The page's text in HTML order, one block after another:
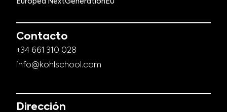
Contacto
+34 661 310 028
info@kohlschool.com
Dirección